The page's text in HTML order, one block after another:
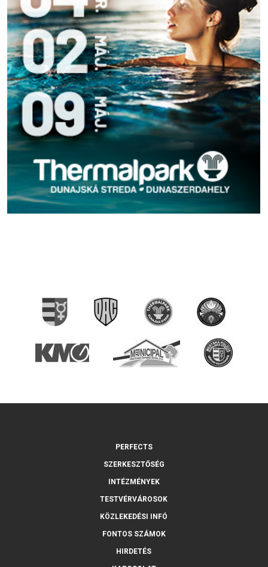
PERFECTS
SZERKESZTŐSÉG
INTÉZMÉNYEK
TESTVÉRVÁROSOK
KÖZLEKEDÉSI INFÓ
FONTOS SZÁMOK
HIRDETÉS